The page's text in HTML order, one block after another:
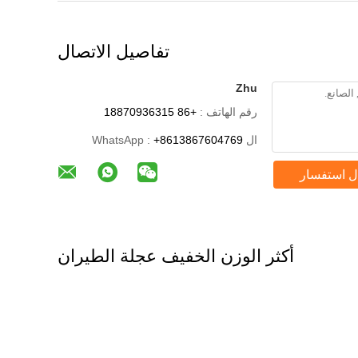
تفاصيل الاتصال
Zhu
رقم الهاتف : +86 18870936315
ال WhatsApp : +8613867604769
استفسار
أكثر الوزن الخفيف عجلة الطيران